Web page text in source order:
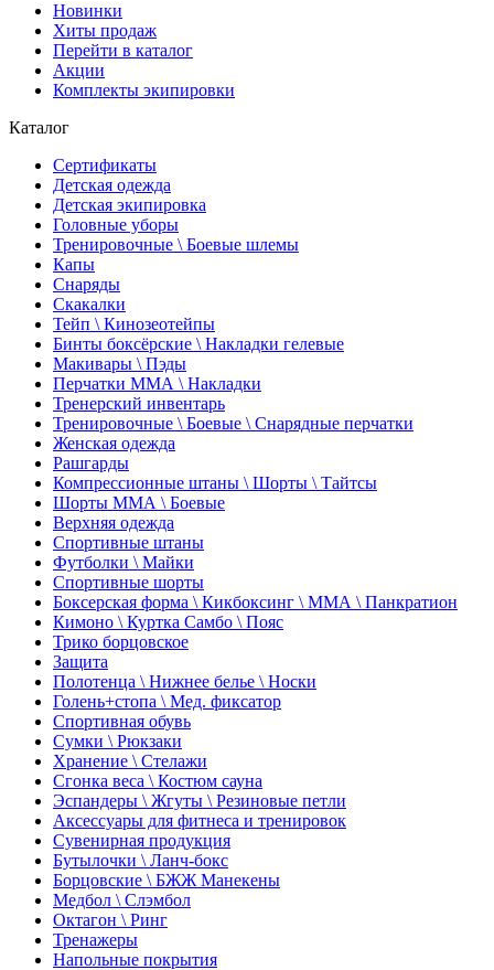
Новинки
Хиты продаж
Перейти в каталог
Акции
Комплекты экипировки
Каталог
Сертификаты
Детская одежда
Детская экипировка
Головные уборы
Тренировочные \ Боевые шлемы
Капы
Снаряды
Скакалки
Тейп \ Кинозеотейпы
Бинты боксёрские \ Накладки гелевые
Макивары \ Пэды
Перчатки ММА \ Накладки
Тренерский инвентарь
Тренировочные \ Боевые \ Снарядные перчатки
Женская одежда
Рашгарды
Компрессионные штаны \ Шорты \ Тайтсы
Шорты ММА \ Боевые
Верхняя одежда
Спортивные штаны
Футболки \ Майки
Спортивные шорты
Боксерская форма \ Кикбоксинг \ ММА \ Панкратион
Кимоно \ Куртка Самбо \ Пояс
Трико борцовское
Защита
Полотенца \ Нижнее белье \ Носки
Голень+стопа \ Мед. фиксатор
Спортивная обувь
Сумки \ Рюкзаки
Хранение \ Стелажи
Сгонка веса \ Костюм сауна
Эспандеры \ Жгуты \ Резиновые петли
Аксессуары для фитнеса и тренировок
Сувенирная продукция
Бутылочки \ Ланч-бокс
Борцовские \ БЖЖ Манекены
Медбол \ Слэмбол
Октагон \ Ринг
Тренажеры
Напольные покрытия